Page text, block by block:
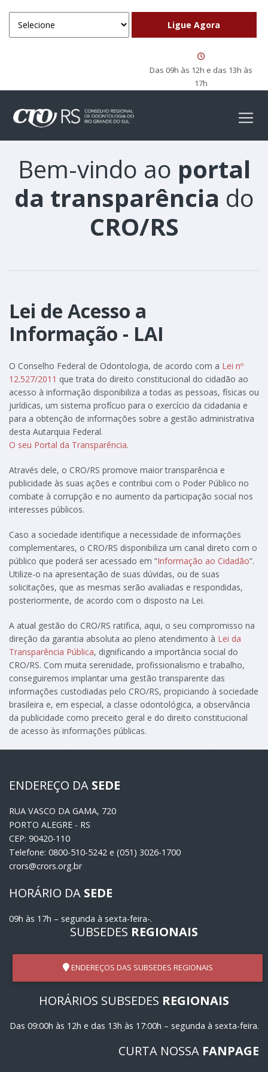
Das 09h às 12h e das 13h às
17h
Bem-vindo ao portal
da transparência do
CRO/RS
Lei de Acesso a
Informação - LAI
O Conselho Federal de Odontologia, de acordo com a Lei nº
12.527/2011 que trata do direito constitucional do cidadão ao
acesso à informação disponibiliza a todas as pessoas, físicas ou
jurídicas, um sistema profícuo para o exercício da cidadania e
para a obtenção de informações sobre a gestão administrativa
desta Autarquia Federal.
O seu Portal da Transparência.
Através dele, o CRO/RS promove maior transparência e
publicidade às suas ações e contribui com o Poder Público no
combate à corrupção e no aumento da participação social nos
interesses públicos.
Caso a sociedade identifique a necessidade de informações
complementares, o CRO/RS disponibiliza um canal direto com o
público que poderá ser acessado em “Informação ao Cidadão”.
Utilize-o na apresentação de suas dúvidas, ou de suas
solicitações, que as mesmas serão avaliadas e respondidas,
posteriormente, de acordo com o disposto na Lei.
A atual gestão do CRO/RS ratifica, aqui, o seu compromisso na
direção da garantia absoluta ao pleno atendimento à Lei da
Transparência Pública, dignificando a importância social do
CRO/RS. Com muita serenidade, profissionalismo e trabalho,
conseguiremos implantar uma gestão transparente das
informações custodiadas pelo CRO/RS, propiciando à sociedade
brasileira e, em especial, a classe odontológica, a observância
da publicidade como preceito geral e do direito constitucional
de acesso às informações públicas.
ENDEREÇO DA SEDE
RUA VASCO DA GAMA, 720
PORTO ALEGRE - RS
CEP: 90420-110
Telefone: 0800-510-5242 e (051) 3026-1700
crors@crors.org.br
HORÁRIO DA SEDE
09h às 17h – segunda à sexta-feira-.
SUBSEDES REGIONAIS
ENDEREÇOS DAS SUBSEDES REGIONAIS
HORÁRIOS SUBSEDES REGIONAIS
Das 09:00h às 12h e das 13h às 17:00h – segunda à sexta-feira.
CURTA NOSSA FANPAGE